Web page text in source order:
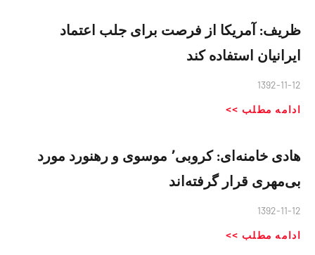
ظریف: آمریکا از فرصت برای جلب اعتماد
ایرانیان استفاده کند
1392-11-12
ادامه مطلب >>
هادی خامنه‌ای: کروبی٬ موسوی و رهنورد مورد
بی‌مهری قرار گرفته‌اند
1392-11-12
ادامه مطلب >>